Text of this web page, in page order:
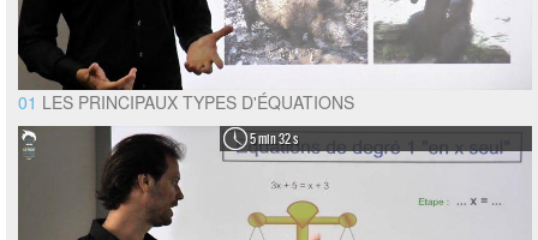
01 LES PRINCIPAUX TYPES D'ÉQUATIONS
5 min 32 s